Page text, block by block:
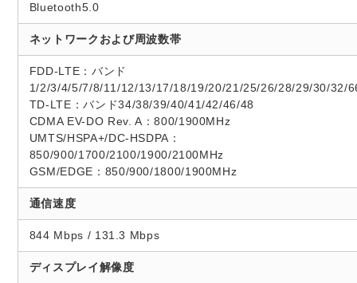
Bluetooth5.0
ネットワークおよび周波数帯
FDD-LTE：バンド
1/2/3/4/5/7/8/11/12/13/17/18/19/20/21/25/26/28/29/30/32/
TD-LTE：バンド34/38/39/40/41/42/46/48
CDMA EV-DO Rev. A：800/1900MHz
UMTS/HSPA+/DC-HSDPA：
850/900/1700/2100/1900/2100MHz
GSM/EDGE：850/900/1800/1900MHz
通信速度
844 Mbps / 131.3 Mbps
ディスプレイ解像度